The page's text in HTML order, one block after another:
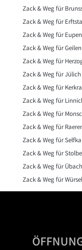
Zack & Weg für
Zack & Weg für
Zack & Weg für Eupen
Zack & Weg für
Zack & Weg für
Zack & Weg für Jülich
Zack & Weg für
Zack & Weg für
Zack & Weg für
Zack & Weg für
Zack & Weg für
Zack & Weg für
Zack & Weg für
Zack & Weg für